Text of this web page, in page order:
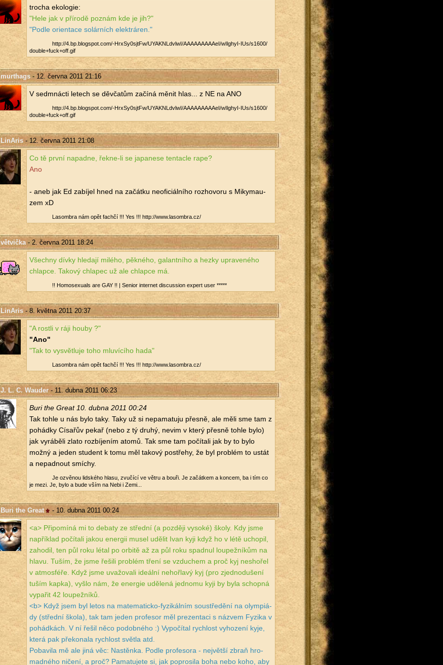
tro­cha eko­lo­gie:
"Hele jak v pří­ro­dě po­znám kde je jih?"
"Podle ori­en­ta­ce so­lár­ních elek­trá­ren."
http://​4.​bp.​blogspot.​com/​-HrxSy0sjtFw/​UYAKNLdvlwI/​AAAAAAAAAeI/​wIlghyI-IUs/​s1600/​
double+fuck+off.​gif
murthags- 12. června 2011 21:16
V se­dm­nác­ti le­tech se děv­ča­tům za­čí­ná měnit hlas... z NE na ANO
http://​4.​bp.​blogspot.​com/​-HrxSy0sjtFw/​UYAKNLdvlwI/​AAAAAAAAAeI/​wIlghyI-IUs/​s1600/​
double+fuck+off.​gif
LinAris- 12. června 2011 21:08
Co tě první na­pad­ne, řek­ne-li se ja­pa­ne­se ten­tacle rape?
Ano
- aneb jak Ed za­bí­jel hned na za­čát­ku ne­o­fi­ci­ál­ní­ho roz­ho­vo­ru s Mi­ky­mau­
zem xD
La­som­b­ra nám opět fa­ch­čí !!! Yes !!! http://​www.​lasombra.​cz/​
větvička- 2. června 2011 18:24
Všech­ny dívky hle­da­jí mi­lé­ho, pěk­né­ho, ga­lant­ní­ho a hezky upra­ve­né­ho
chlap­ce. Ta­ko­vý chla­pec už ale chlap­ce má.
!! Ho­mose­xu­als are GAY !! | Se­ni­or in­ter­net dis­cus­si­on ex­pert user *****
LinAris- 8. května 2011 20:37
"A rost­li v ráji houby ?"
"Ano"
"Tak to vy­svět­lu­je toho mlu­ví­cí­ho hada"
La­som­b­ra nám opět fa­ch­čí !!! Yes !!! http://​www.​lasombra.​cz/​
J. L. C. Wauder- 11. dubna 2011 06:23
Buri the Great 10. dubna 2011 00:24
Tak tohle u nás bylo taky. Taky už si ne­pa­ma­tu­ju přes­ně, ale měli sme tam z
po­hád­ky Cí­sa­řův pekař (nebo z tý druhý, nevim v který přes­ně tohle bylo)
jak vy­rá­bě­li zlato roz­bí­je­ním atomů. Tak sme tam po­čí­ta­li jak by to bylo
možný a jeden stu­dent k tomu měl ta­ko­vý po­stře­hy, že byl pro­blém to ustát
a ne­pad­nout smí­chy.
Je ozvě­nou lid­ské­ho hlasu, zvu­čí­cí ve větru a bouři. Je za­čát­kem a kon­cem, ba i tím co
je mezi. Je, bylo a bude vším na Nebi i Zemi...
Buri the Great - 10. dubna 2011 00:24
<a> Při­po­mí­ná mi to de­ba­ty ze střed­ní (a poz­dě­ji vy­so­ké) školy. Kdy jsme
na­pří­klad po­čí­ta­li jakou ener­gii musel udě­lit Ivan kyji když ho v létě ucho­pil,
za­ho­dil, ten půl roku létal po or­bi­tě až za půl roku spad­nul lou­pež­ní­kům na
hlavu. Tuším, že jsme ře­ši­li pro­blém tření se vzdu­chem a proč kyj ne­sho­řel
v at­mo­sfé­ře. Když jsme uva­žo­va­li ide­ál­ní ne­hoř­la­vý kyj (pro zjed­no­du­še­ní
tuším kapka), vyšlo nám, že ener­gie udě­le­ná jed­no­mu kyji by byla schop­ná
vy­pa­řit 42 lou­pež­ní­ků.
<b> Když jsem byl letos na ma­te­ma­tic­ko-fy­zi­kál­ním sou­stře­dě­ní na olym­pi­á­
dy (střed­ní škola), tak tam jeden pro­fe­sor měl pre­zen­ta­ci s ná­zvem Fy­zi­ka v
po­hád­kách. V ní řešil něco po­dob­né­ho :) Vy­po­čí­tal rych­lost vy­ho­ze­ní kyje,
která pak pře­ko­na­la rych­lost svět­la atd.
Po­ba­vi­la mě ale jiná věc: Na­stěn­ka. Podle pro­fe­so­ra - nej­vět­ší zbraň hro­
mad­né­ho ni­če­ní, a proč? Pa­ma­tu­je­te si, jak po­prosi­la boha nebo koho, aby